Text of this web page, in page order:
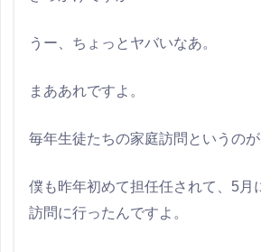
うー、ちょっとヤバいなあ。
まああれですよ。
毎年生徒たちの家庭訪問というのが
僕も昨年初めて担任任されて、5月
訪問に行ったんですよ。